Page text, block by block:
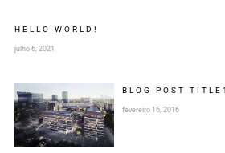
HELLO WORLD!
julho 6, 2021
BLOG POST TITLE 1
fevereiro 16, 2016